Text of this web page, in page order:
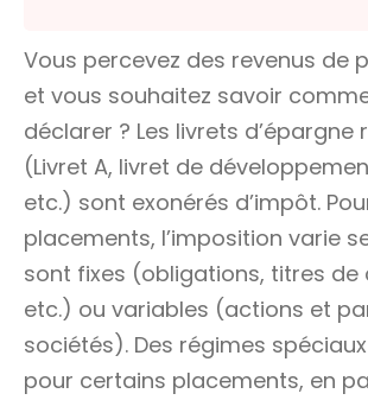
Vous percevez des revenus de
et vous souhaitez savoir
déclarer ? Les livrets d’épargne
(Livret A, livret de
etc.) sont exonérés d’impôt.
placements, l’imposition varie
sont fixes (obligations, titres de
etc.) ou variables (actions et
sociétés). Des régimes
pour certains placements, en